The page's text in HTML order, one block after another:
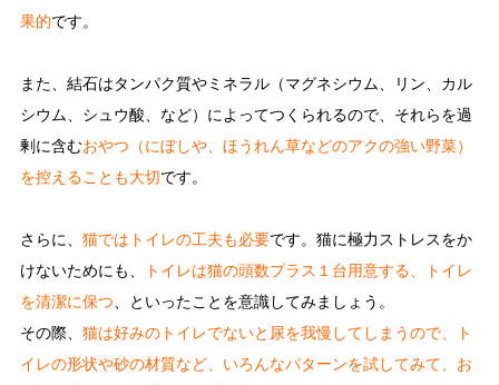
果的です。
また、結石はタンパク質やミネラル（マグネシウム、リン、カル
シウム、シュウ酸、など）によってつくられるので、それらを過
剰に含むおやつ（にぼしや、ほうれん草などのアクの強い野菜）
を控えることも大切です。
さらに、 猫ではトイレの工夫も必要です。猫に極力ストレスをか
けないためにも、
トイレは猫の頭数プラス１台用意する、
トイレ
を清潔に保つ 、といったことを意識してみましょう。
その際、 猫は好みのトイレでないと尿を我慢してしまうので、ト
イレの形状や砂の材質など、いろんなパターンを試してみて、お